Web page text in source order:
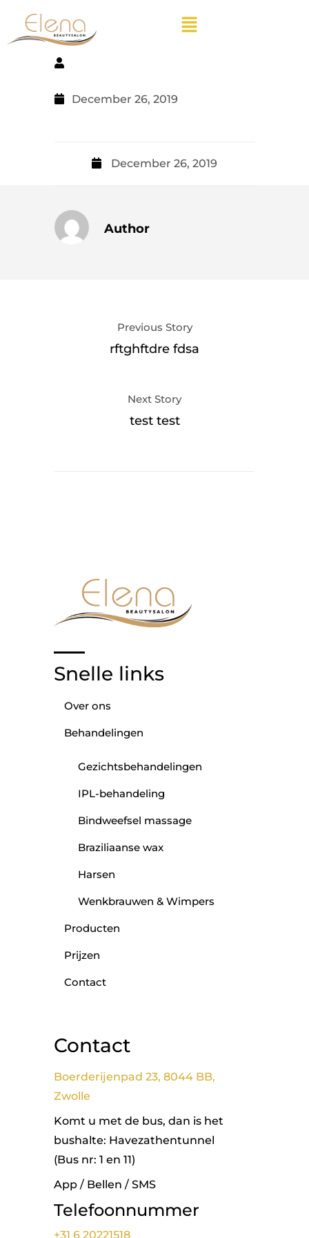
December 26, 2019
December 26, 2019
Author
Previous Story
rftghftdre fdsa
Next Story
test test
Snelle links
Over ons
Behandelingen
Gezichtsbehandelingen
IPL-behandeling
Bindweefsel massage
Braziliaanse wax
Harsen
Wenkbrauwen & Wimpers
Producten
Prijzen
Contact
Contact
Boerderijenpad 23, 8044 BB,
Zwolle
Komt u met de bus, dan is het
bushalte: Havezathentunnel
(Bus nr: 1 en 11)
App / Bellen / SMS
Telefoonnummer
+31 6 20221518